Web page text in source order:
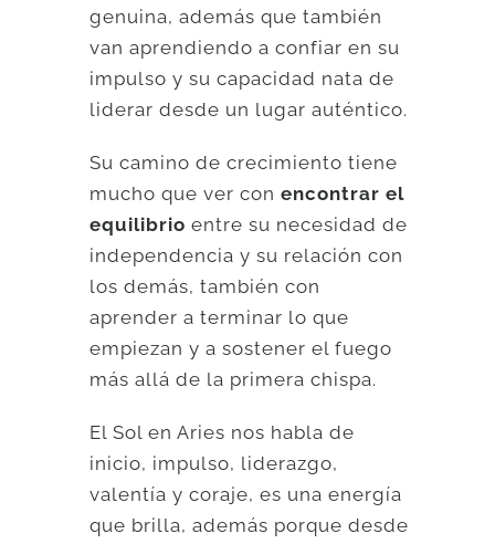
genuina, además que también
van aprendiendo a confiar en su
impulso y su capacidad nata de
liderar desde un lugar auténtico.
Su camino de crecimiento tiene
mucho que ver conencontrar el
equilibrio entre su necesidad de
independencia y su relación con
los demás, también con
aprender a terminar lo que
empiezan y a sostener el fuego
más allá de la primera chispa.
El Sol en Aries nos habla de
inicio, impulso, liderazgo,
valentía y coraje, es una energía
que brilla, además porque desde